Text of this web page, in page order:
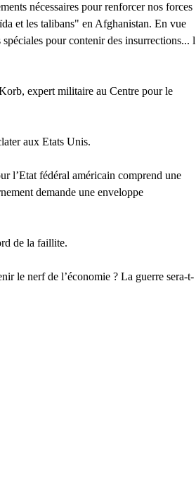
nécessaires pour renforcer nos forces
et les talibans" en Afghanistan. En vue
pour contenir des insurrections... l
expert militaire au Centre pour le
aux Etats Unis.
l’Etat fédéral américain comprend une
demande une enveloppe
de la faillite.
le nerf de l’économie ? La guerre sera-t-